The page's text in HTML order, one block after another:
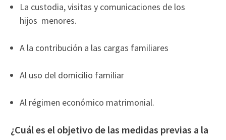
La custodia, visitas y comunicaciones de los
hijos menores.
A la contribución a las cargas familiares
Al uso del domicilio familiar
Al régimen económico matrimonial.
¿Cuál es el objetivo de las medidas previas a la